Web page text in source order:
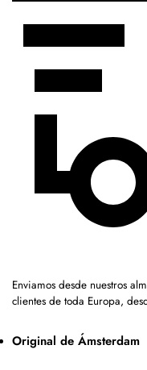
Enviamos desde nuestros
clientes de toda Europa,
Original de Ámsterdam